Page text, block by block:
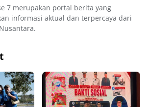
7 merupakan portal berita yang
informasi aktual dan terpercaya dari